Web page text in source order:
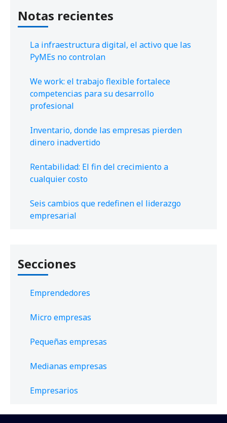
Notas recientes
La infraestructura digital, el activo que las
PyMEs no controlan
We work: el trabajo flexible fortalece
competencias para su desarrollo
profesional
Inventario, donde las empresas pierden
dinero inadvertido
Rentabilidad: El fin del crecimiento a
cualquier costo
Seis cambios que redefinen el liderazgo
empresarial
Secciones
Emprendedores
Micro empresas
Pequeñas empresas
Medianas empresas
Empresarios